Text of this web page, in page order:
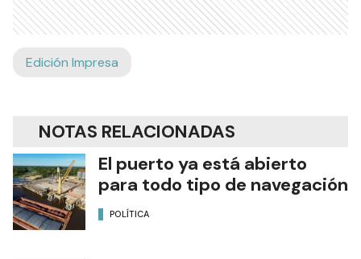
Edición Impresa
NOTAS RELACIONADAS
El puerto ya está abierto
para todo tipo de navegación
POLÍTICA